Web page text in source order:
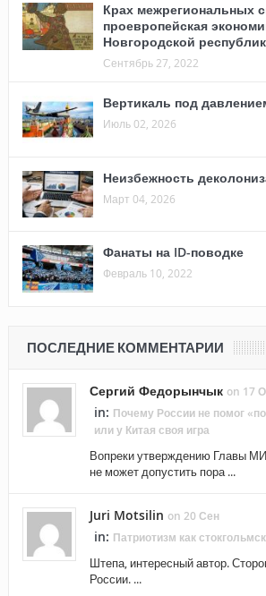
Крах межрегиональных
проевропейская
Новгородской
Сентябрь 27, 2022
Вертикаль под
Июль 02, 2026
Неизбежность
Март 04, 2026
Фанаты на ID-поводке
Февраль 10, 2022
ПОСЛЕДНИЕ КОММЕНТАРИИ
Сергий Федорынчык on 17
in: Почему России не помог
или у Китая своя игра
Вопреки утверждению Главы
не может допустить пора ...
Juri Motsilin on 20 Сен
in: Патриотизм как
Штепа, интересный автор.
России. ...